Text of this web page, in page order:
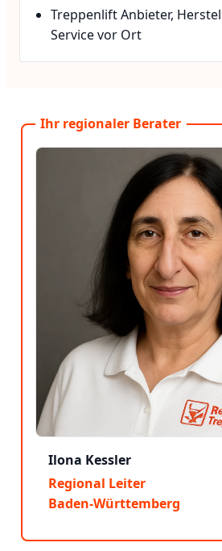
Treppenlift Anbieter,
Service vor Ort
Ihr regionaler Berater
Ilona Kessler
Regional Leiter
Baden-Württemberg